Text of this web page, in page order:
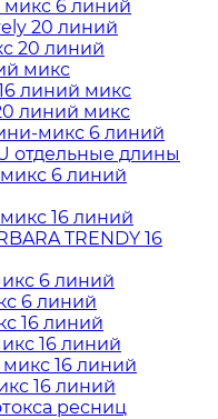
микс 6 линий
20 линий
20 линий
микс
линий микс
линий микс
микс 6 линий
отдельные длины
6 линий
16 линий
TRENDY 16
6 линий
6 линий
16 линий
16 линий
16 линий
16 линий
ресниц